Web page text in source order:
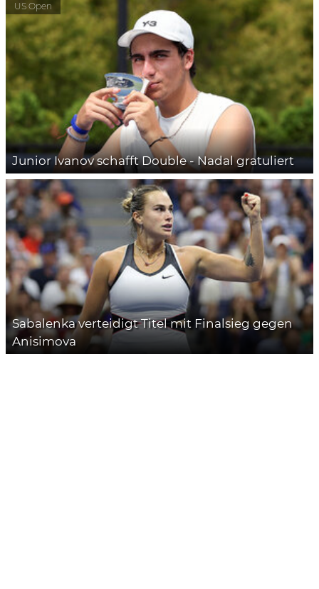
US Open
Junior Ivanov schafft Double - Nadal gratuliert
Sabalenka verteidigt Titel mit Finalsieg gegen
Anisimova